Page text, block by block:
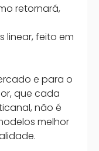
retornará,
linear, feito em
e para o
que cada
não é
melhor